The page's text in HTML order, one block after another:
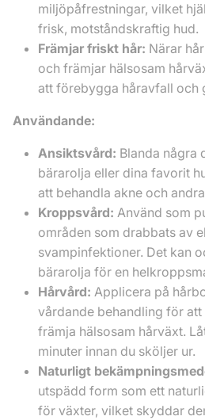
miljöpåfrestningar, vilket
frisk, motståndskraftig hud.
Främjar friskt hår: Närar
och främjar hälsosam
att förebygga håravfall och
Användande:
Ansiktsvård: Blanda några
bärarolja eller dina favorit
att behandla akne och
Kroppsvård: Använd som
områden som drabbats av
svampinfektioner. Det kan
bärarolja för en
Hårvård: Applicera på
vårdande behandling för
främja hälsosam hårväxt.
minuter innan du sköljer ur.
Naturligt
utspädd form som ett
för växter, vilket skyddar